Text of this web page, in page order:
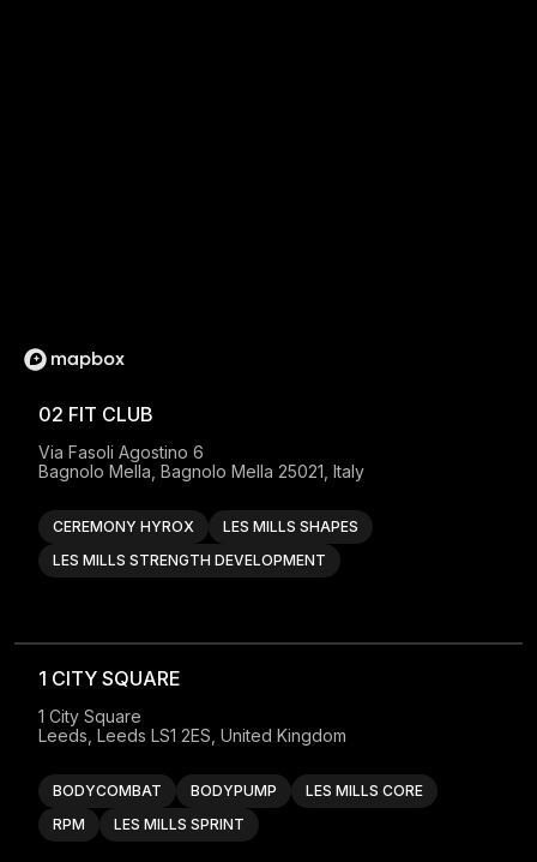
02 FIT CLUB
CEREMONY HYROX
LES MILLS SHAPES
LES MILLS STRENGTH DEVELOPMENT
Via Fasoli Agostino 6
Bagnolo Mella, Bagnolo Mella 25021, Italy
1 CITY SQUARE
BODYCOMBAT BODYPUMP
LES MILLS CORE
RPM
LES MILLS SPRINT
1 City Square
Leeds, Leeds LS1 2ES, United Kingdom